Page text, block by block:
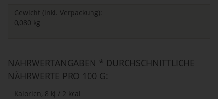
Gewicht (inkl. Verpackung):
0,080 kg
NÄHRWERTANGABEN * DURCHSCHNITTLICHE
NÄHRWERTE PRO 100 G:
Kalorien, 8 kJ / 2 kcal